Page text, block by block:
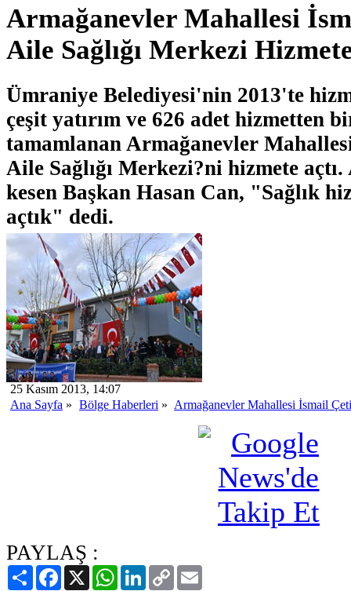
Armağanevler Mahallesi
Aile Sağlığı Merkezi
Ümraniye Belediyesi'nin 2013'te
çeşit yatırım ve 626 adet hizmetten
tamamlanan Armağanevler
Aile Sağlığı Merkezi?ni hizmete
kesen Başkan Hasan Can, "Sağlık
açtık" dedi.
25 Kasım 2013, 14:07
Ana Sayfa » Bölge Haberleri » Armağanevler Mahallesi İsmail
PAYLAŞ :
PaylaşFacebook
X WhatsAppLinkedIn
Copy
Link